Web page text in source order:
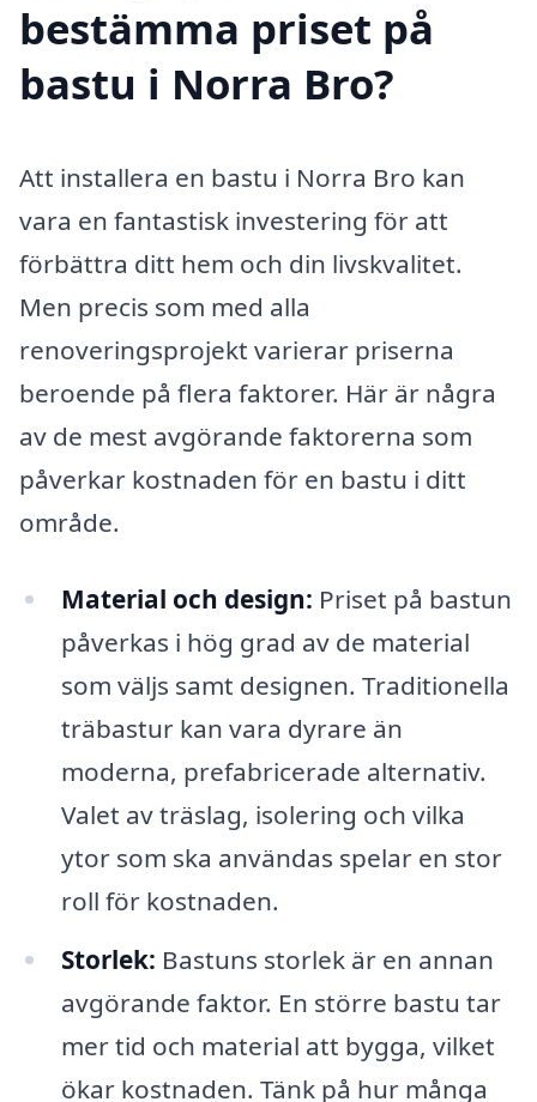
bestämma priset på
bastu i Norra Bro?
Att installera en bastu i Norra Bro kan
vara en fantastisk investering för att
förbättra ditt hem och din livskvalitet.
Men precis som med alla
renoveringsprojekt varierar priserna
beroende på flera faktorer. Här är några
av de mest avgörande faktorerna som
påverkar kostnaden för en bastu i ditt
område.
Material och design: Priset på bastun
påverkas i hög grad av de material
som väljs samt designen. Traditionella
träbastur kan vara dyrare än
moderna, prefabricerade alternativ.
Valet av träslag, isolering och vilka
ytor som ska användas spelar en stor
roll för kostnaden.
Storlek: Bastuns storlek är en annan
avgörande faktor. En större bastu tar
mer tid och material att bygga, vilket
ökar kostnaden. Tänk på hur många